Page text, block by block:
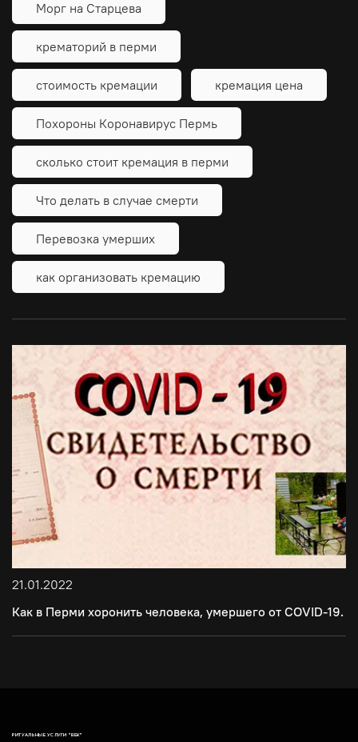
Морг на Старцева
крематорий в перми
стоимость кремации кремация цена
Похороны Коронавирус Пермь
сколько стоит кремация в перми
Что делать в случае смерти
Перевозка умерших
как организовать кремацию
21.01.2022
Как в Перми хоронить человека, умершего от COVID-19.
РИТУАЛЬНЫЕ УСЛУГИ "ВЕК"